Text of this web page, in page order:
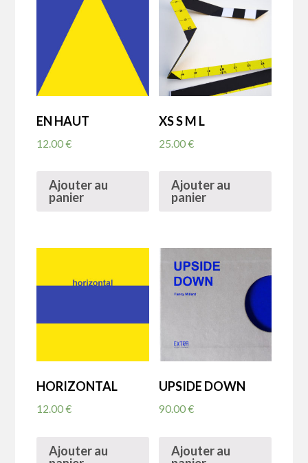
EN HAUT
12.00€
Ajouter au
panier
XS S M L
25.00€
Ajouter au
panier
HORIZONTAL
12.00€
Ajouter au
UPSIDE DOWN
90.00€
Ajouter au